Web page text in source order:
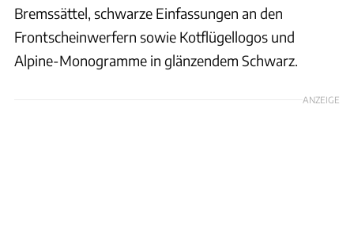
Bremssättel, schwarze Einfassungen an den
Frontscheinwerfern sowie Kotflügellogos und
Alpine-Monogramme in glänzendem Schwarz.
ANZEIGE